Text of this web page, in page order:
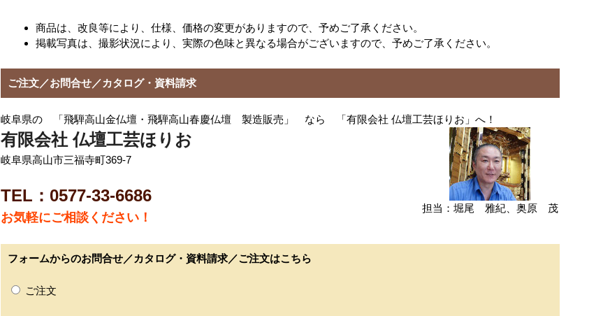
商品は、改良等により、仕様、価格の変更がありますので、予めご了承ください。
掲載写真は、撮影状況により、実際の色味と異なる場合がございますので、予めご了承ください。
ご注文／お問合せ／カタログ・資料請求
岐阜県の 「飛騨高山金仏壇・飛騨高山春慶仏壇 製造販売」 なら 「有限会社 仏壇工芸ほりお」へ！
有限会社 仏壇工芸ほりお
岐阜県高山市三福寺町369-7
TEL：0577-33-6686
お気軽にご相談ください！
担当：堀尾 雅紀、奥原 茂
フォームからのお問合せ／カタログ・資料請求／ご注文はこちら
ご注文